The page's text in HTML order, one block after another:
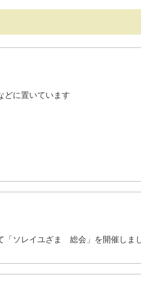
どに置いています
「ソレイユざま 総会」を開催しま